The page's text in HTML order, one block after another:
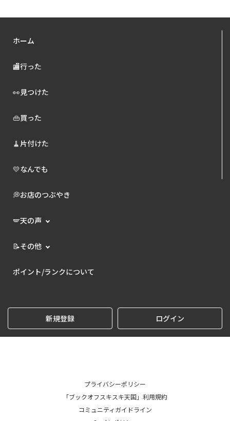
ホーム
🏬行った
👀見つけた
👜買った
🧹片付けた
💛なんでも
💭お店のつぶやき
🪽天の声
📝その他
ポイント/ランクについて
新規登録 ログイン
プライバシーポリシー
「ブックオフスキスキ天国」利用規約
コミュニティガイドライン